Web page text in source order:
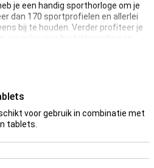
je een handig sporthorloge om je
dan 170 sportprofielen en allerlei
bij te houden. Verder profiteer je
nauwkeurige hartslagmeting en
zie je al je gegevens en worden die
Ook handig: een ingebouwde
en voldoet aan de
Daardoor kan hij tegen een
Het lichte ontwerp zorgt
draagt. Met een gewicht
voor gebruik in combinatie met
tablets.